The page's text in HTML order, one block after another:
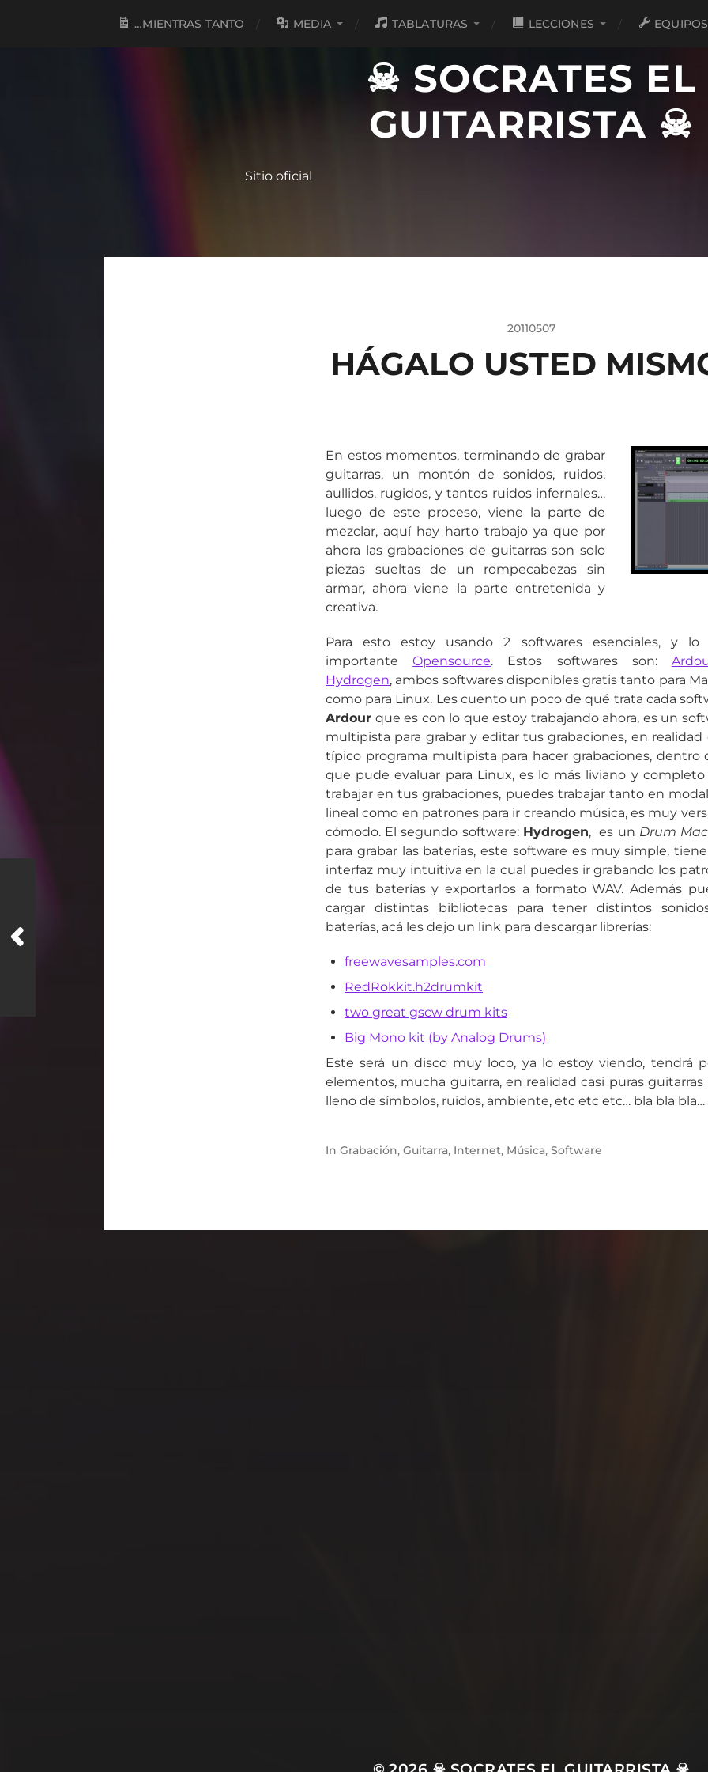
…MIENTRAS TANTO MEDIA TABLATURAS LECCIONES EQUIPOS
☠ SOCRATES EL
GUITARRISTA ☠
Sitio oficial
20110507
HÁGALO USTED
En estos momentos, terminando de grabar
guitarras, un montón de sonidos, ruidos,
aullidos, rugidos, y tantos ruidos infernales…
luego de este proceso, viene la parte de
mezclar, aquí hay harto trabajo ya que por
ahora las grabaciones de guitarras son solo
piezas sueltas de un rompecabezas sin
armar, ahora viene la parte entretenida y
creativa.
Para esto estoy usando 2 softwares esenciales, y lo
importanteOpensource. Estos softwares son:
Hydrogen, ambos softwares disponibles gratis tanto para
como para Linux. Les cuento un poco de qué trata cada
Ardour que es con lo que estoy trabajando ahora, es un
multipista para grabar y editar tus grabaciones, en realidad
típico programa multipista para hacer grabaciones, dentro
que pude evaluar para Linux, es lo más liviano y completo
trabajar en tus grabaciones, puedes trabajar tanto en
lineal como en patrones para ir creando música, es muy
cómodo. El segundo software: Hydrogen, es un Drum
para grabar las baterías, este software es muy simple,
interfaz muy intuitiva en la cual puedes ir grabando los
de tus baterías y exportarlos a formato WAV. Además
cargar distintas bibliotecas para tener distintos
baterías, acá les dejo un link para descargar librerías:
freewavesamples.com
RedRokkit.h2drumkit
two great gscw drum kits
Big Mono kit (by Analog Drums)
Este será un disco muy loco, ya lo estoy viendo, tendrá
elementos, mucha guitarra, en realidad casi puras guitarras
lleno de símbolos, ruidos, ambiente, etc etc etc… bla bla bla…
In Grabación, Guitarra, Internet, Música, Software